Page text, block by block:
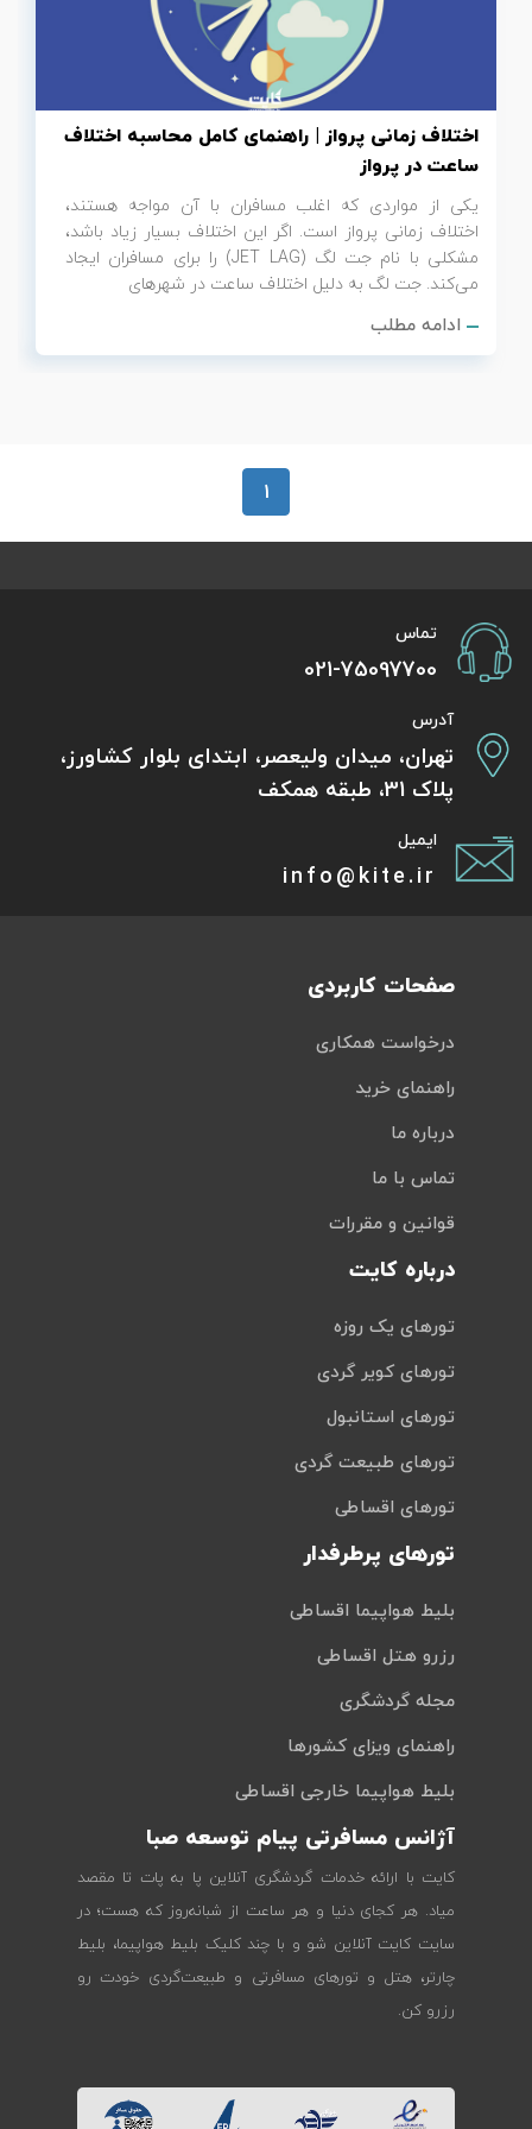
اختلاف زمانی پرواز | راهنمای کامل محاسبه اختلاف
ساعت در پرواز
یکی از مواردی که اغلب مسافران با آن مواجه هستند،
اختلاف زمانی پرواز است. اگر این اختلاف بسیار زیاد باشد،
مشکلی با نام جت لگ (JET LAG) را برای مسافران ایجاد
می‌کند. جت لگ به دلیل اختلاف ساعت در شهرهای
ادامه مطلب
1
تماس
021-75097700
آدرس
تهران، میدان ولیعصر، ابتدای بلوار کشاورز،
پلاک 31، طبقه همکف
ایمیل
info@kite.ir
صفحات کاربردی
درخواست همکاری
راهنمای خرید
درباره ما
تماس با ما
قوانین و مقررات
درباره کایت
تورهای یک روزه
تورهای کویر گردی
تورهای استانبول
تورهای طبیعت گردی
تورهای اقساطی
تورهای پرطرفدار
بلیط هواپیما اقساطی
رزرو هتل اقساطی
مجله گردشگری
راهنمای ویزای کشورها
بلیط هواپیما خارجی اقساطی
آژانس مسافرتی پیام توسعه صبا
کایت با ارائه خدمات گردشگری آنلاین پا به پات تا مقصد
میاد. هر کجای دنیا و هر ساعت از شبانه‌روز که هست؛ در
سایت کایت آنلاین شو و با چند کلیک بلیط هواپیما، بلیط
چارتر، هتل و تورهای مسافرتی و طبیعت‌گردی خودت رو
رزرو کن.
تور مرداب هسل
تور کاشان
تور اصفهان